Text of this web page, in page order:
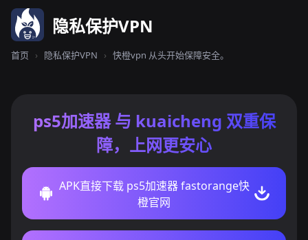
隐私保护VPN
首页 › 隐私保护VPN › 快橙vpn 从头开始保障安全。
ps5加速器 与 kuaicheng 双重保
障，上网更安心
APK直接下载 ps5加速器 fastorange快
橙官网